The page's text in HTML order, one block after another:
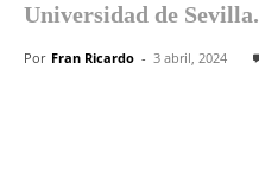
Universidad de Sevilla.
Por Fran Ricardo - 3 abril, 2024